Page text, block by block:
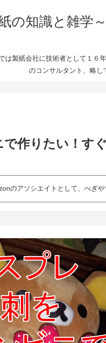
の知識と雑学
は製紙会社に技術者として１
のコンサルタント、略し
作りたい！す
のアソシエイトとして、べぎ